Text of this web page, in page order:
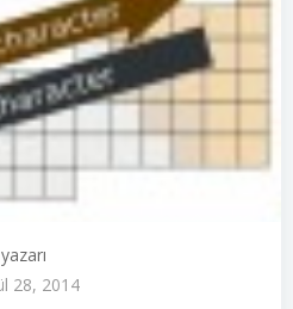
yazarı
28, 2014